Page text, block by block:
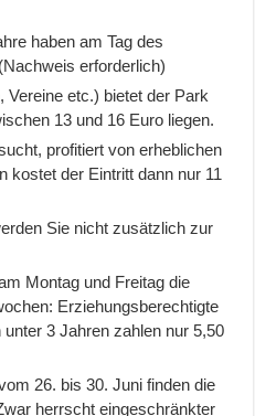
haben am Tag des
erforderlich)
etc.) bietet der Park
13 und 16 Euro liegen.
profitiert von erheblichen
kostet der Eintritt dann nur 11
Sie nicht zusätzlich zur
Montag und Freitag die
Erziehungsberechtigte
3 Jahren zahlen nur 5,50
26. bis 30. Juni finden die
herrscht eingeschränkter